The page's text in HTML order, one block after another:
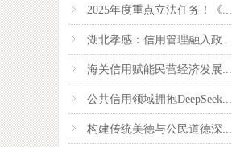
2025年度重点立法任务！《...
湖北孝感：信用管理融入政...
海关信用赋能民营经济发展...
公共信用领域拥抱DeepSeek...
构建传统美德与公民道德深...